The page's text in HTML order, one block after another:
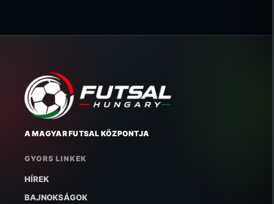
A MAGYAR FUTSAL KÖZPONTJA
GYORS LINKEK
HÍREK
BAJNOKSÁGOK